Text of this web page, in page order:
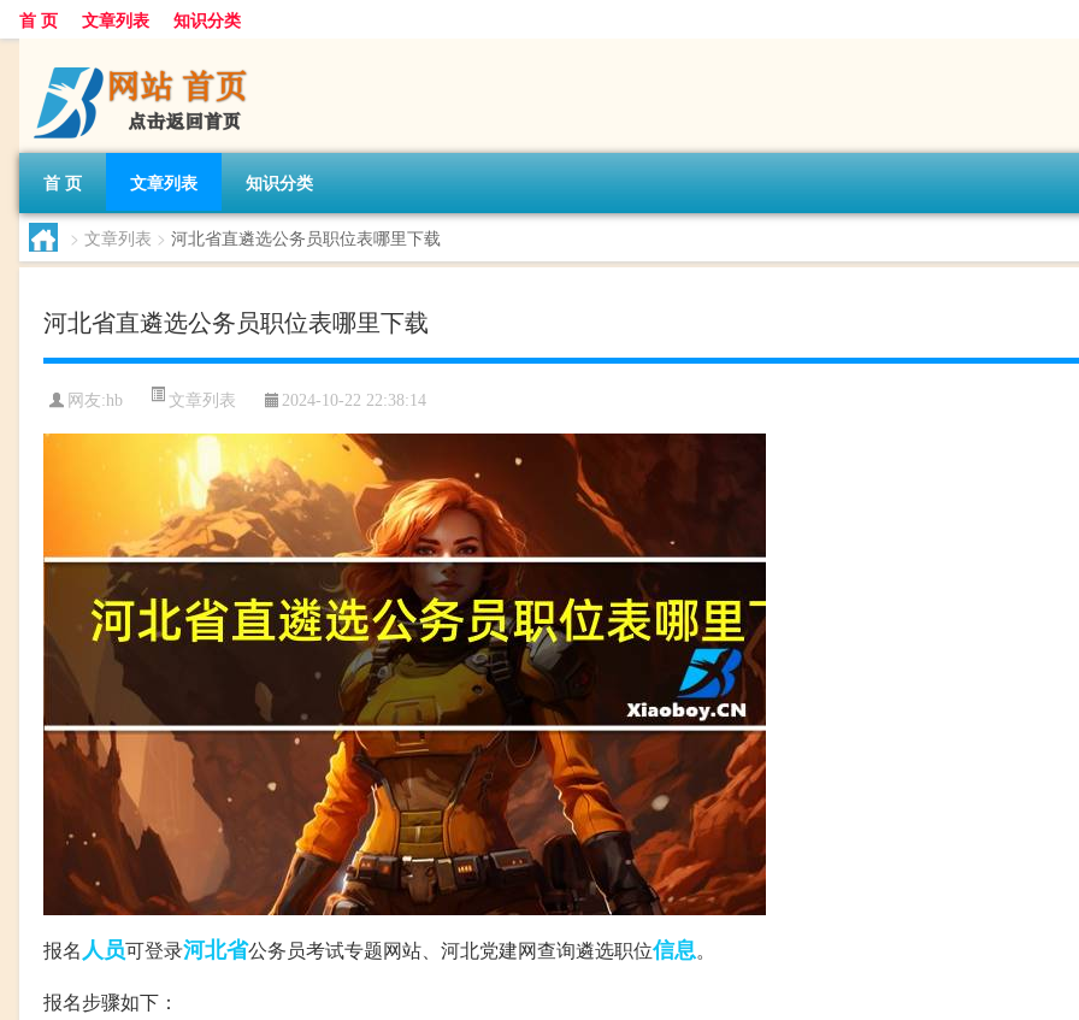
首 页 文章列表 知识分类
首 页 文章列表 知识分类
> 文章列表 > 河北省直遴选公务员职位表哪里下载
河北省直遴选公务员职位表哪里下载
网友:hb 文章列表 2024-10-22 22:38:14
报名人员可登录河北省公务员考试专题网站、河北党建网查询遴选职位信息。
报名步骤如下：